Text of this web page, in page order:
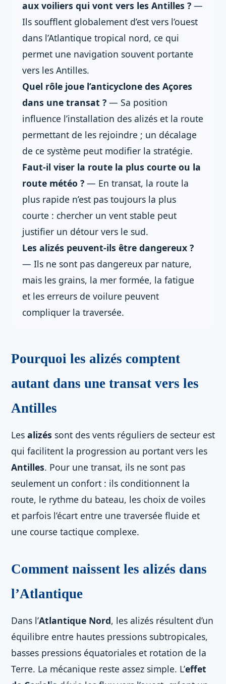
aux voiliers qui vont vers les Antilles ? —
Ils soufflent globalement d’est vers l’ouest
dans l’Atlantique tropical nord, ce qui
permet une navigation souvent portante
vers les Antilles.
Quel rôle joue l’anticyclone des Açores
dans une transat ? — Sa position
influence l’installation des alizés et la route
permettant de les rejoindre ; un décalage
de ce système peut modifier la stratégie.
Faut-il viser la route la plus courte ou la
route météo ? — En transat, la route la
plus rapide n’est pas toujours la plus
courte : chercher un vent stable peut
justifier un détour vers le sud.
Les alizés peuvent-ils être dangereux ?
— Ils ne sont pas dangereux par nature,
mais les grains, la mer formée, la fatigue
et les erreurs de voilure peuvent
compliquer la traversée.
Pourquoi les alizés comptent
autant dans une transat vers les
Antilles
Les alizés sont des vents réguliers de secteur est
qui facilitent la progression au portant vers les
Antilles. Pour une transat, ils ne sont pas
seulement un confort : ils conditionnent la
route, le rythme du bateau, les choix de voiles
et parfois l’écart entre une traversée fluide et
une course tactique complexe.
Comment naissent les alizés dans
l’Atlantique
Dans l’Atlantique Nord, les alizés résultent d’un
équilibre entre hautes pressions subtropicales,
basses pressions équatoriales et rotation de la
Terre. La mécanique reste assez simple. L’effet